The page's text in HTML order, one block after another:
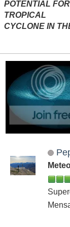
POTENTIAL
TROPICAL
CYCLONE IN